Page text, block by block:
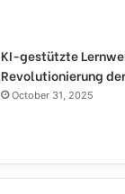
KI-gestützte
Revolutionierung
October 31, 2025